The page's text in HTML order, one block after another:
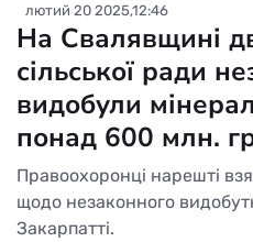
лютий 20 2025,12:46
На Свалявщині
сільської ради
видобули
понад 600 млн.
Правоохоронці нарешті
щодо незаконного
Закарпатті.